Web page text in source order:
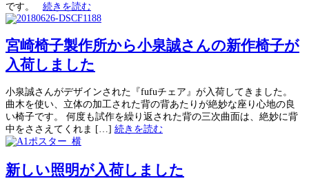
です。 続きを読む
宮崎椅子製作所から小泉誠さんの新作椅子が
入荷しました
小泉誠さんがデザインされた『fufuチェア』が入荷してきました。
曲木を使い、立体の加工された背の背あたりが絶妙な座り心地の良
い椅子です。 何度も試作を繰り返された背の三次曲面は、絶妙に背
中をささえてくれま […] 続きを読む
新しい照明が入荷しました